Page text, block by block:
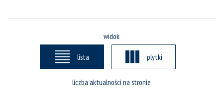
widok
lista plytki
liczba aktualności na stronie